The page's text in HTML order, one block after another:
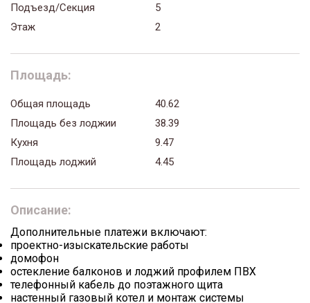
Подъезд/Секция
5
Этаж
2
Площадь:
Общая площадь
40.62
Площадь без лоджии
38.39
Кухня
9.47
Площадь лоджий
4.45
Описание:
Дополнительные платежи включают:
проектно-изыскательские работы
домофон
остекление балконов и лоджий профилем ПВХ
телефонный кабель до поэтажного щита
настенный газовый котел и монтаж системы